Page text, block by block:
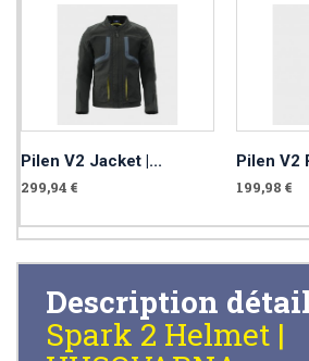
Pilen V2 Jacket |...
299,94 €
Pilen V2
199,98 €
Description
Spark 2 Helmet |